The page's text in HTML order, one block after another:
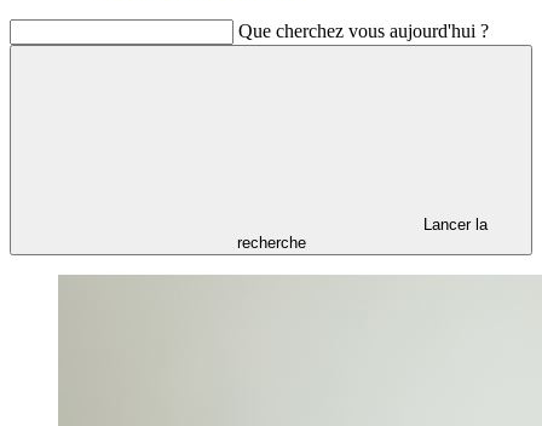
Que cherchez vous aujourd'hui ?
Lancer la
recherche